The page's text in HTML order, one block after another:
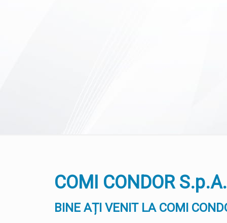
COMI CONDOR S.p.A.
BINE AȚI VENIT LA COMI